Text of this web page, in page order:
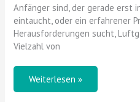
Anfänger sind, der gerade erst
eintaucht, oder ein erfahrener
Herausforderungen sucht,
Vielzahl von
Weiterlesen »